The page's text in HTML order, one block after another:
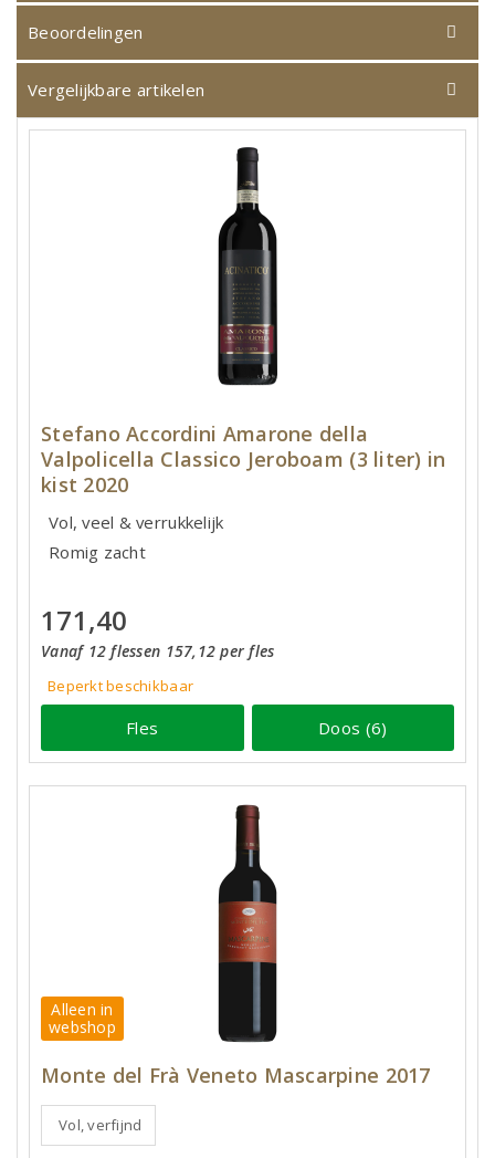
Beoordelingen
Vergelijkbare artikelen
Stefano Accordini Amarone della
Valpolicella Classico Jeroboam (3 liter) in
kist 2020
Vol, veel & verrukkelijk
Romig zacht
171,40
Vanaf 12 flessen 157,12 per fles
Beperkt beschikbaar
Fles Doos (6)
Alleen in
webshop
Monte del Frà Veneto Mascarpine 2017
Vol, verfijnd